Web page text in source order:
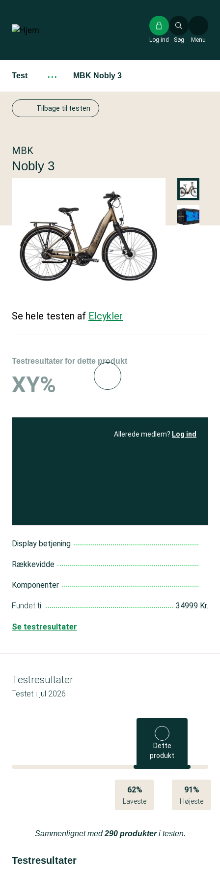
hovedindhold
Søg
Log ind Menu
Test ··· MBK Nobly 3
Tilbage til testen
MBK
Nobly 3
Se hele testen af Elcykler
Testresultater for dette produkt
XY%
Allerede medlem? Log ind
Display betjening
Rækkevidde
Komponenter
Fundet til 34999 Kr.
Se testresultater
Testresultater
Testet i jul 2026
Dette
produkt
62%
Laveste
91%
Højeste
Sammenlignet med290 produkteri testen.
Testresultater